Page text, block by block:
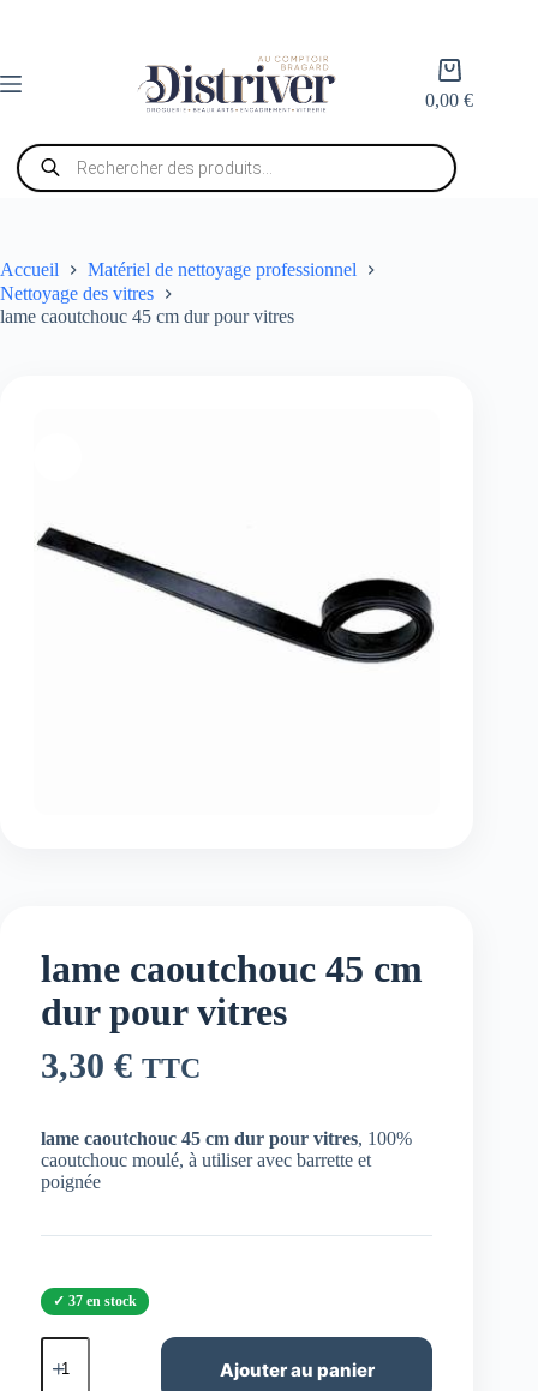
Panier
d’achat
0,00€
Recherche
de
produits
Accueil
Matériel de nettoyage professionnel
Nettoyage des vitres
lame caoutchouc 45 cm dur pour vitres
lame caoutchouc 45 cm
dur pour vitres
3,30 € TTC
lame caoutchouc 45 cm dur pour vitres, 100%
caoutchouc moulé, à utiliser avec barrette et
poignée
37 en stock
quantité
de
Ajouter au panier